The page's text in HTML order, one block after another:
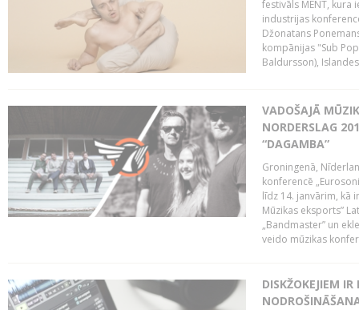
festivāls MENT, kura
industrijas
Džonatans
kompānijas "Sub
Baldursson),
VADOŠAJĀ
NORDERSLAG
“DAGAMBA”
Groningenā,
konferencē
līdz 14. janvārim, kā
Mūzikas eksports”
„Bandmaster” un
veido mūzikas
DISKŽOKEJIEM